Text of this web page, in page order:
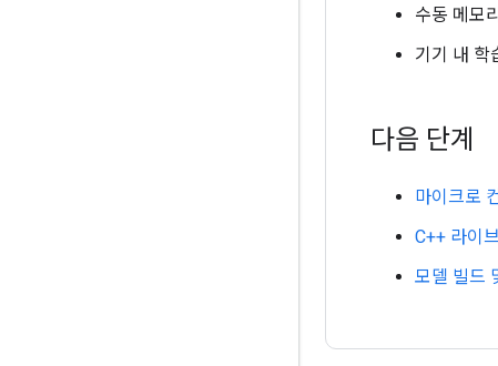
수동 메모
기기 내 학
다음 단계
마이크로
C++ 라이
모델 빌드